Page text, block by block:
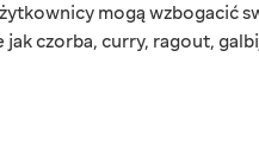
mogą wzbogacić
czorba, curry, ragout,